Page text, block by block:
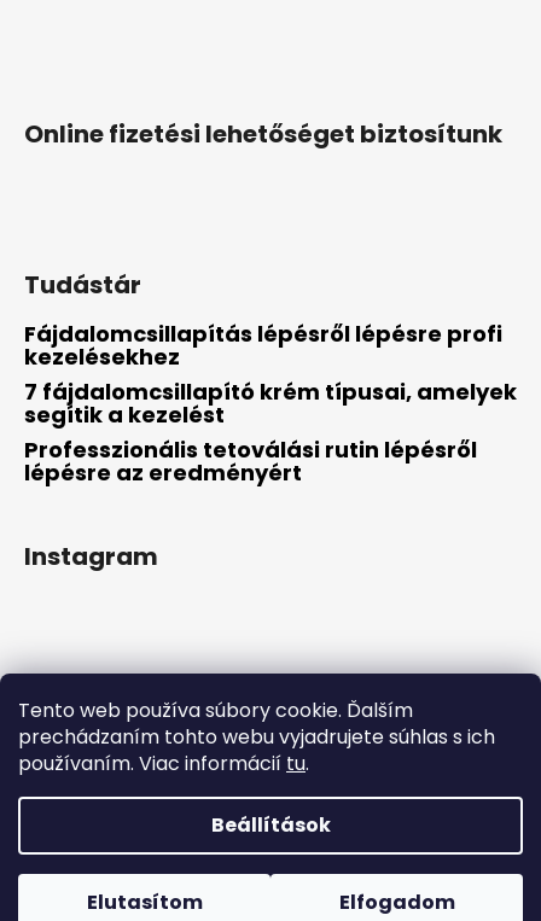
Tento web používa súbory cookie. Ďalším
prechádzaním tohto webu vyjadrujete súhlas s ich
používaním. Viac informácií tu.
Beállítások
Elutasítom Elfogadom
Online fizetési lehetőséget biztosítunk
Tudástár
Fájdalomcsillapítás lépésről lépésre profi
kezelésekhez
7 fájdalomcsillapító krém típusai, amelyek
segítik a kezelést
Professzionális tetoválási rutin lépésről
lépésre az eredményért
Instagram
Kövessen minket az Instagramon
Shoptet készítette
Copyright 2026TKTXofficial.hu . Minden jog fenntartva.